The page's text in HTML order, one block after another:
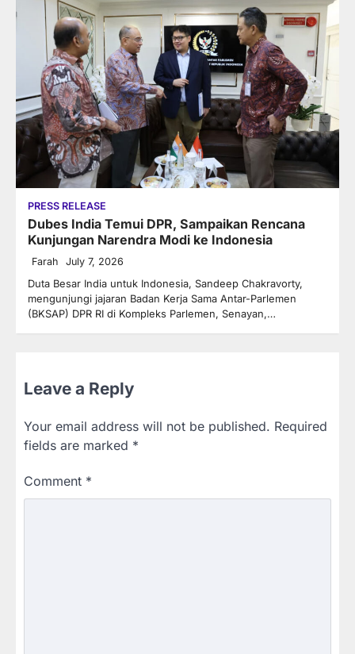
PRESS RELEASE
Dubes India Temui DPR, Sampaikan Rencana
Kunjungan Narendra Modi ke Indonesia
Farah July 7, 2026
Duta Besar India untuk Indonesia, Sandeep Chakravorty,
mengunjungi jajaran Badan Kerja Sama Antar-Parlemen
(BKSAP) DPR RI di Kompleks Parlemen, Senayan,…
Leave a Reply
Your email address will not be published. Required
fields are marked *
Comment *